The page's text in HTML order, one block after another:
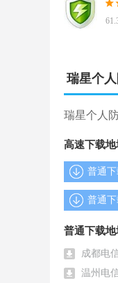
- 全面提升
- 实时屏蔽
- 还电脑一
4.实用网络
- 流量统计
- 家长控制
瑞星个
瑞星个人
高速下载地
普通
普通
普通下载地
成都电
温州电